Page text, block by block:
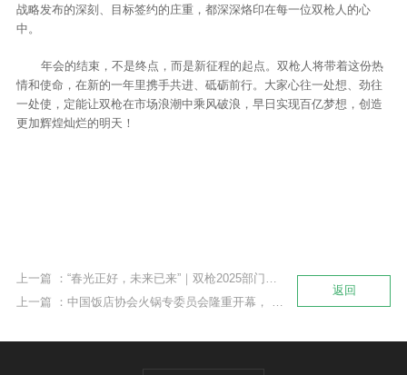
战略发布的深刻、目标签约的庄重，都深深烙印在每一位双枪人的心
中。
年会的结束，不是终点，而是新征程的起点。双枪人将带着这份热
情和使命，在新的一年里携手共进、砥砺前行。大家心往一处想、劲往
一处使，定能让双枪在市场浪潮中乘风破浪，早日实现百亿梦想，创造
更加辉煌灿烂的明天！
返回